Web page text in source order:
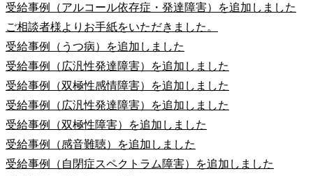
受給事例（アルコール依存症・発達障害）を追加しました
ご相談者様よりお手紙をいただきました。
受給事例（うつ病）を追加しました
受給事例（広汎性発達障害）を追加しました
受給事例（双極性感情障害）を追加しました
受給事例（広汎性発達障害）を追加しました
受給事例（双極性障害）を追加しました
受給事例（感音難聴）を追加しました
受給事例（自閉症スペクトラム障害）を追加しました